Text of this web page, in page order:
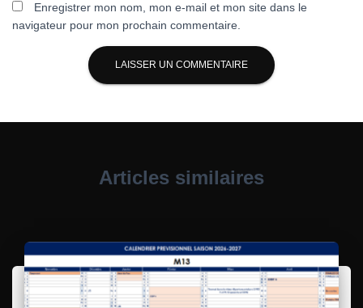
Enregistrer mon nom, mon e-mail et mon site dans le
navigateur pour mon prochain commentaire.
Articles similaires